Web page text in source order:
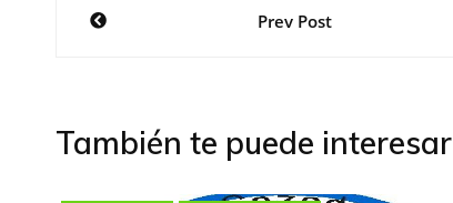
Prev Post
También te puede interesar